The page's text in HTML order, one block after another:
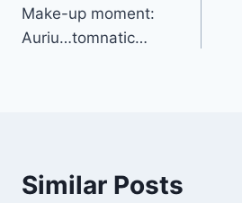
navigation
Make-up moment:
Auriu…tomnatic…
Similar Posts